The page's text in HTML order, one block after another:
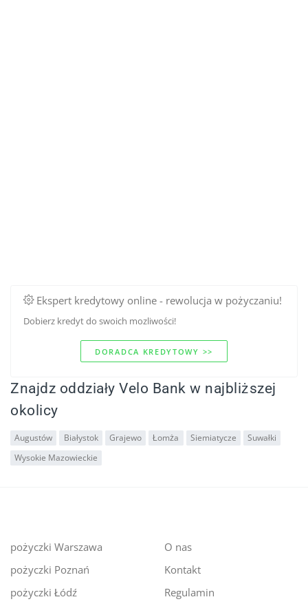
Ekspert kredytowy online - rewolucja w pożyczaniu!
Dobierz kredyt do swoich mozliwości!
DORADCA KREDYTOWY >>
Znajdz oddziały Velo Bank w najbliższej
okolicy
Augustów Białystok Grajewo Łomża Siemiatycze
Suwałki
Wysokie Mazowieckie
pożyczki Warszawa
pożyczki Poznań
pożyczki Łódź
O nas
Kontakt
Regulamin